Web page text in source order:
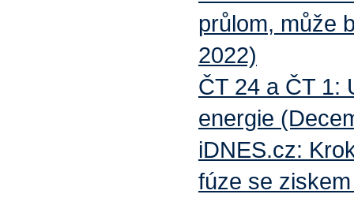
průlom, může
2022)
ČT 24 a ČT 1:
energie
iDNES.cz:
fúze se